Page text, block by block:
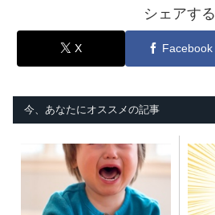
シェアする
X Facebook
今、あなたにオススメの記事